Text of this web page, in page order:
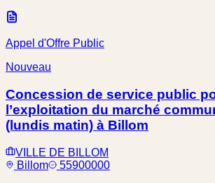
Appel d'Offre Public
Nouveau
Concession de service public
l’exploitation du marché
(lundis matin) à Billom
VILLE DE BILLOM
Billom
55900000